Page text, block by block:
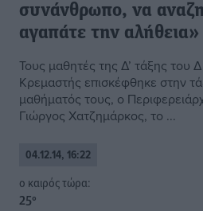
συνάνθρωπο, να
αγαπάτε την αλήθεια»
Τους μαθητές της Δ’ τάξης του
Κρεμαστής επισκέφθηκε στην
μαθήματός τους, ο
Γιώργος Χατζημάρκος, το ...
04.12.14, 16:22
o καιρός τώρα:
25°